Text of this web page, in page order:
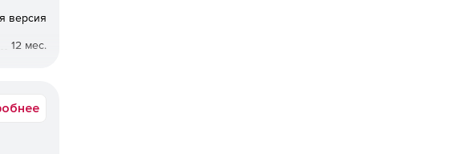
версия
12 мес.